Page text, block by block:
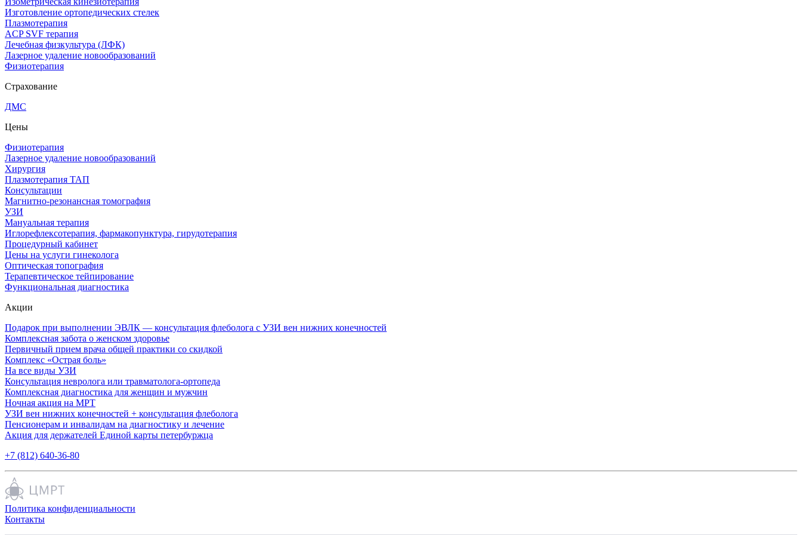
Изготовление ортопедических стелек
Плазмотерапия
ACP SVF терапия
Лечебная физкультура (ЛФК)
Лазерное удаление новообразований
Физиотерапия
Страхование
ДМС
Цены
Физиотерапия
Лазерное удаление новообразований
Хирургия
Плазмотерапия ТАП
Консультации
Магнитно-резонансная томография
УЗИ
Мануальная терапия
Иглорефлексотерапия, фармакопунктура, гирудотерапия
Процедурный кабинет
Цены на услуги гинеколога
Оптическая топография
Терапевтическое тейпирование
Функциональная диагностика
Акции
Подарок при выполнении ЭВЛК — консультация флеболога с УЗИ вен нижних конечностей
Комплексная забота о женском здоровье
Первичный прием врача общей практики со скидкой
Комплекс «Острая боль»
На все виды УЗИ
Консультация невролога или травматолога-ортопеда
Комплексная диагностика для женщин и мужчин
Ночная акция на МРТ
УЗИ вен нижних конечностей + консультация флеболога
Пенсионерам и инвалидам на диагностику и лечение
Акция для держателей Единой карты петербуржца
+7 (812) 640-36-80
Политика конфиденциальности
Контакты